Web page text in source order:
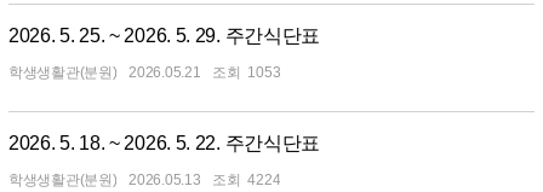
2026. 5. 25. ~ 2026. 5. 29. 주간식단표
학생생활관(분원) 2026.05.21 1053
2026. 5. 18. ~ 2026. 5. 22. 주간식단표
학생생활관(분원) 2026.05.13 4224